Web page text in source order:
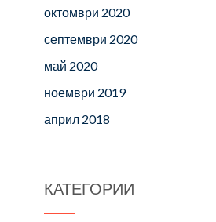
октомври 2020
септември 2020
май 2020
ноември 2019
април 2018
КАТЕГОРИИ